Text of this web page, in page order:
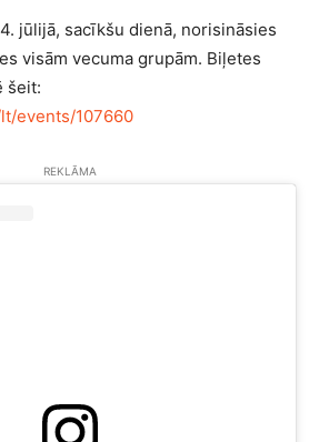
jūlijā, sacīkšu dienā, norisināsies
visām vecuma grupām. Biļetes
šeit:
events/107660
REKLĀMA